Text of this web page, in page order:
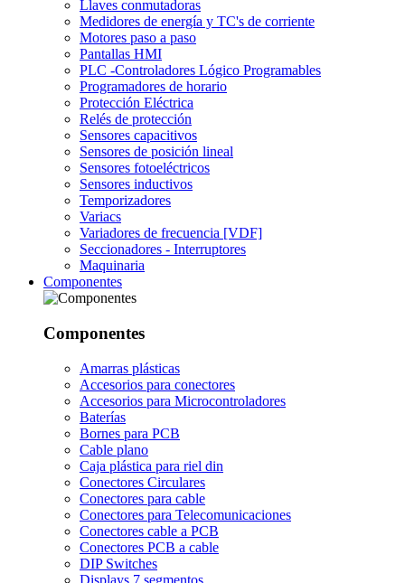
Llaves conmutadoras
Medidores de energía y TC's de corriente
Motores paso a paso
Pantallas HMI
PLC -Controladores Lógico Programables
Programadores de horario
Protección Eléctrica
Relés de protección
Sensores capacitivos
Sensores de posición lineal
Sensores fotoeléctricos
Sensores inductivos
Temporizadores
Variacs
Variadores de frecuencia [VDF]
Seccionadores - Interruptores
Maquinaria
Componentes
Componentes
Amarras plásticas
Accesorios para conectores
Accesorios para Microcontroladores
Baterías
Bornes para PCB
Cable plano
Caja plástica para riel din
Conectores Circulares
Conectores para cable
Conectores para Telecomunicaciones
Conectores cable a PCB
Conectores PCB a cable
DIP Switches
Displays 7 segmentos